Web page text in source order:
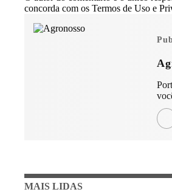
concorda com os Termos de Uso e
MAIS LIDAS